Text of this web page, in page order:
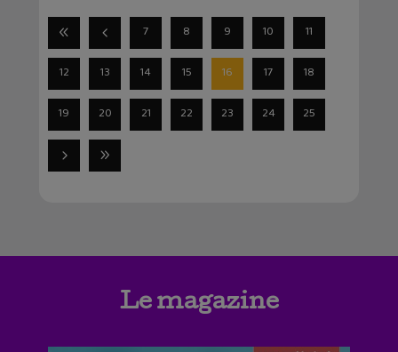
7 8 9 10 11
12 13 14 15 16 17 18
19 20 21 22 23 24 25
Le magazine